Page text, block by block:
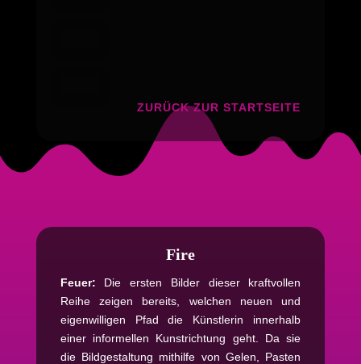
ZURÜCK ZUR STARTSEITE
Fire
Feuer: Die ersten Bilder dieser kraftvollen
Reihe zeigen bereits, welchen neuen und
eigenwilligen Pfad die Künstlerin innerhalb
einer informellen Kunstrichtung geht. Da sie
die Bildgestaltung mithilfe von Gelen, Pasten